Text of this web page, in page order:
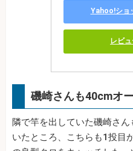
Yahoo!ショ
レビ
磯崎さんも40cmオ
隣で竿を出していた磯崎さ
いたところ、こちらも1投目